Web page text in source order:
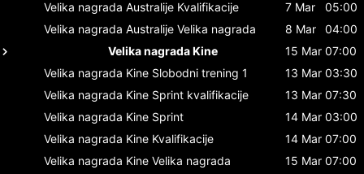
Velika nagrada Australije Kvalifikacije 7 Mar
05:00
Velika nagrada Australije Velika nagrada 8 Mar
04:00
Velika nagrada Kine
15 Mar 07:00
Velika nagrada Kine Slobodni trening 1 13 Mar 03:30
Velika nagrada Kine Sprint kvalifikacije 13 Mar 07:30
Velika nagrada Kine Sprint 14 Mar 03:00
Velika nagrada Kine Kvalifikacije 14 Mar 07:00
Velika nagrada Kine Velika nagrada 15 Mar 07:00